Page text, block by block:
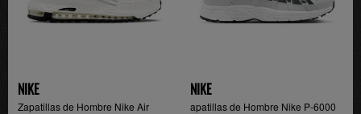
NIKE
Zapatillas de Hombre Nike Air
NIKE
apatillas de Hombre Nike P-6000